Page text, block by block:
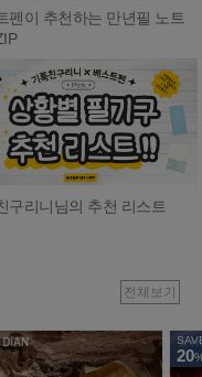
펜이 추천하는 만년필 노트
구리니님의 추천 리스트
전체보기
20